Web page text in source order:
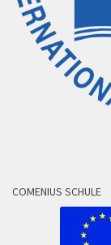
COMENIUS SCHULE